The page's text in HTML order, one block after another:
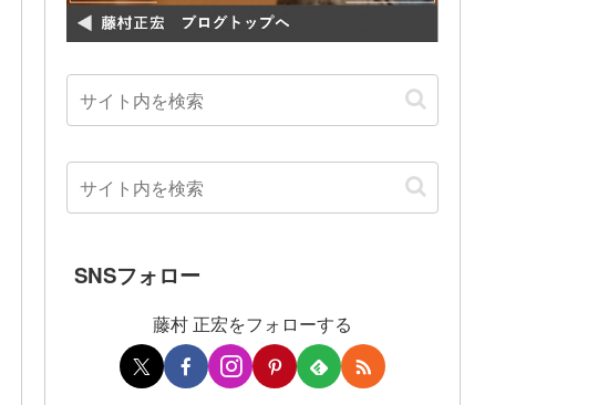
SNSフォロー
藤村 正宏をフォローする